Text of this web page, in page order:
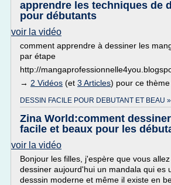
apprendre les techniques de
pour débutants
voir la vidéo
comment apprendre à dessiner les
par étape
http://
→ 2 Vidéos (et 3 Articles) pour ce thème
DESSIN FACILE POUR DEBUTANT ET BEAU »
Zina World:comment
facile et beaux pour les
voir la vidéo
Bonjour les filles, j'espère que vous
dessiner aujourd'hui un mandala qui es
desssin moderne et même il existe en